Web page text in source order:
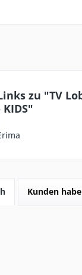
zu "TV
Kunden